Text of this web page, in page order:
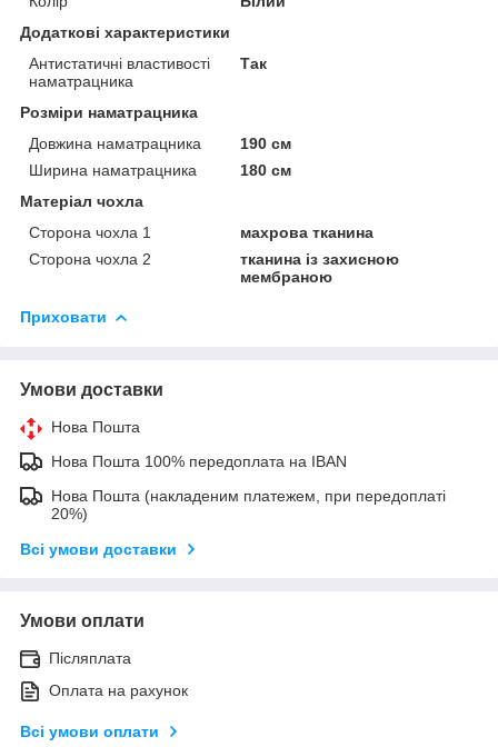
Додаткові характеристики
Антистатичні властивості
наматрацника
Так
Розміри наматрацника
Довжина наматрацника
190 см
Ширина наматрацника
180 см
Матеріал чохла
Сторона чохла 1
махрова тканина
Сторона чохла 2
тканина із захисною
мембраною
Приховати
Умови доставки
Нова Пошта
Нова Пошта 100% передоплата на IBAN
Нова Пошта (накладеним платежем, при передоплаті
20%)
Всі умови доставки
Умови оплати
Післяплата
Оплата на рахунок
Всі умови оплати